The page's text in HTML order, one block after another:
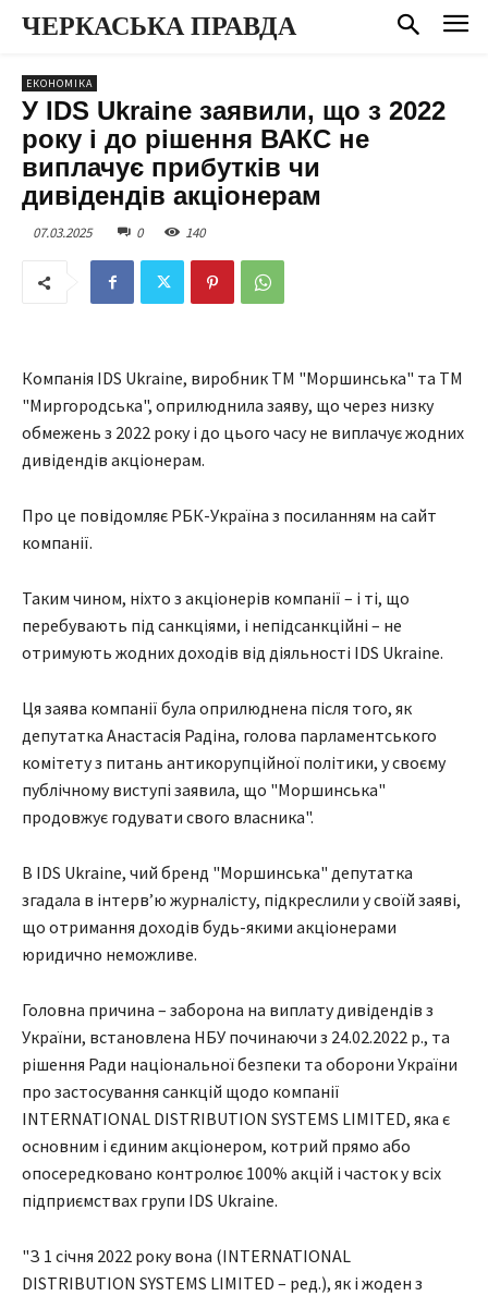
ЧЕРКАСЬКА ПРАВДА
ЕКОНОМІКА
У IDS Ukraine заявили, що з 2022
року і до рішення ВАКС не
виплачує прибутків чи
дивідендів акціонерам
07.03.2025 0 140
Компанія IDS Ukraine, виробник ТМ "Моршинська" та ТМ
"Миргородська", оприлюднила заяву, що через низку
обмежень з 2022 року і до цього часу не виплачує жодних
дивідендів акціонерам.
Про це повідомляє РБК-Україна з посиланням на сайт
компанії.
Таким чином, ніхто з акціонерів компанії – і ті, що
перебувають під санкціями, і непідсанкційні – не
отримують жодних доходів від діяльності IDS Ukraine.
Ця заява компанії була оприлюднена після того, як
депутатка Анастасія Радіна, голова парламентського
комітету з питань антикорупційної політики, у своєму
публічному виступі заявила, що "Моршинська"
продовжує годувати свого власника".
В IDS Ukraine, чий бренд "Моршинська" депутатка
згадала в інтерв’ю журналісту, підкреслили у своїй заяві,
що отримання доходів будь-якими акціонерами
юридично неможливе.
Головна причина – заборона на виплату дивідендів з
України, встановлена НБУ починаючи з 24.02.2022 р., та
рішення Ради національної безпеки та оборони України
про застосування санкцій щодо компанії
INTERNATIONAL DISTRIBUTION SYSTEMS LIMITED, яка є
основним і єдиним акціонером, котрий прямо або
опосередковано контролює 100% акцій і часток у всіх
підприємствах групи IDS Ukraine.
"З 1 січня 2022 року вона (INTERNATIONAL
DISTRIBUTION SYSTEMS LIMITED – ред.), як і жоден з